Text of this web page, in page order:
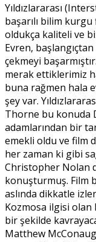
Yıldızlararası
başarılı bilim
oldukça kaliteli ve
Evren,
çekmeyi
merak ettiklerimiz
buna rağmen hala
şey var.
Thorne bu konuda
adamlarından bir
emekli oldu ve film
her zaman ki gibi
Christopher Nolan
konuşturmuş. Film
aslında dikkatle
Kozmosa ilgisi
bir şekilde
Matthew